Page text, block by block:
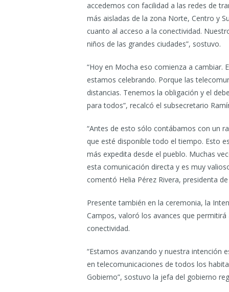
accedemos con facilidad a las redes de
más aisladas de la zona Norte, Centro y
cuanto al acceso a la conectividad.
niños de las grandes ciudades”, sostuvo.
“Hoy en Mocha eso comienza a cambiar.
estamos celebrando. Porque las
distancias. Tenemos la obligación y el
para todos”, recalcó el subsecretario
“Antes de esto sólo contábamos con un
que esté disponible todo el tiempo. Esto
más expedita desde el pueblo. Muchas
esta comunicación directa y es muy
comentó Helia Pérez Rivera, presidenta
Presente también en la ceremonia, la
Campos, valoró los avances que
conectividad.
“Estamos avanzando y nuestra intención
en telecomunicaciones de todos los
Gobierno”, sostuvo la jefa del gobierno